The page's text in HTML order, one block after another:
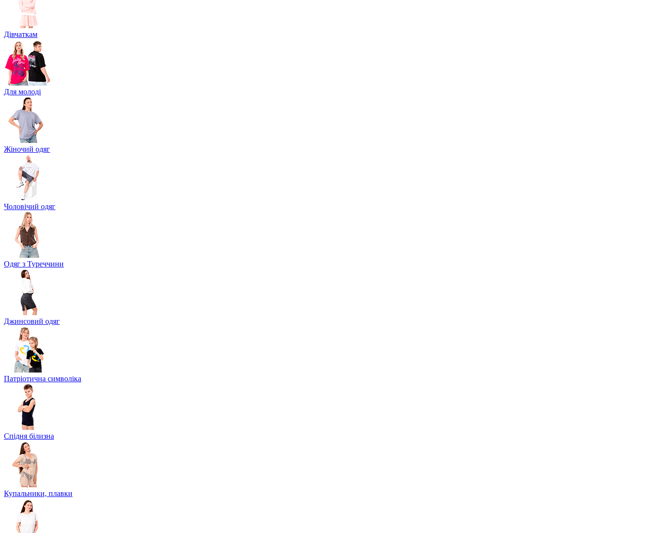
Дівчаткам
Для молоді
Жіночий одяг
Чоловічий одяг
Одяг з Туреччини
Джинсовий одяг
Патріотична символіка
Спідня білизна
Купальники, плавки